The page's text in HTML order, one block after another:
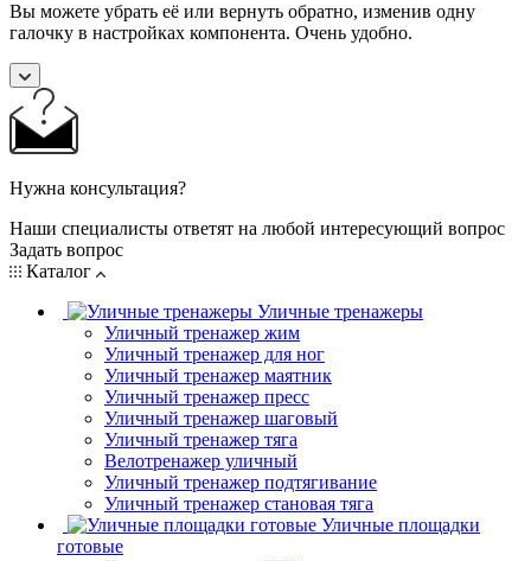
Вы можете убрать её или вернуть обратно, изменив одну
галочку в настройках компонента. Очень удобно.
Нужна консультация?
Наши специалисты ответят на любой интересующий вопрос
Задать вопрос
Каталог
Уличные тренажеры
Уличный тренажер жим
Уличный тренажер для ног
Уличный тренажер маятник
Уличный тренажер пресс
Уличный тренажер шаговый
Уличный тренажер тяга
Велотренажер уличный
Уличный тренажер подтягивание
Уличный тренажер становая тяга
Уличные площадки
готовые